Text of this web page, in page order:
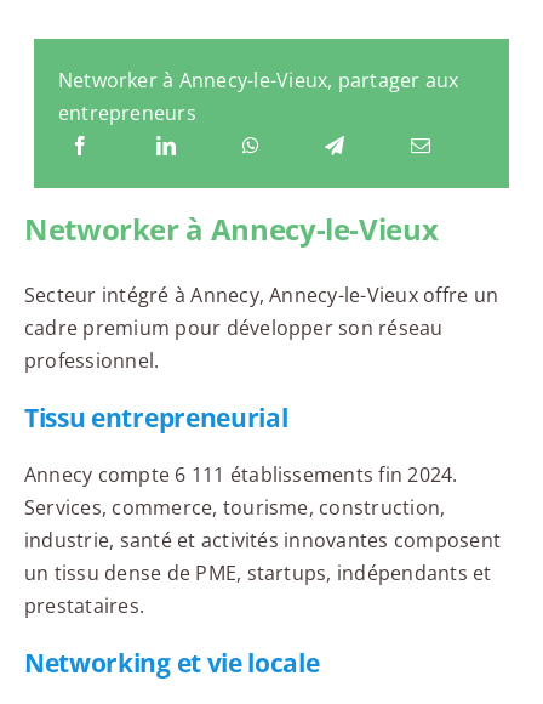
Networker à Annecy-le-Vieux, partager aux
entrepreneurs
Networker à Annecy-le-Vieux
Secteur intégré à Annecy, Annecy-le-Vieux offre un
cadre premium pour développer son réseau
professionnel.
Tissu entrepreneurial
Annecy compte 6 111 établissements fin 2024.
Services, commerce, tourisme, construction,
industrie, santé et activités innovantes composent
un tissu dense de PME, startups, indépendants et
prestataires.
Networking et vie locale